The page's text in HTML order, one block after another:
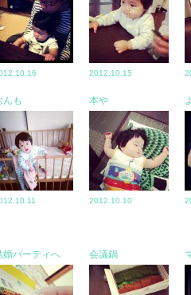
2012.10.15
んも 本や
2012.10.10
婚パーティへ 会議鍋